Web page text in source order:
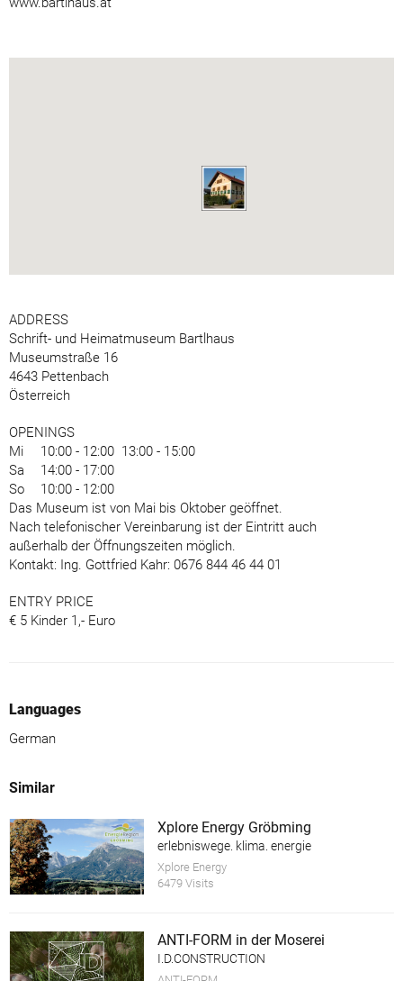
ADDRESS
Schrift- und Heimatmuseum Bartlhaus
Museumstraße 16
4643 Pettenbach
Österreich
OPENINGS
Mi
10:00 - 12:00 13:00 - 15:00
Sa
14:00 - 17:00
So
10:00 - 12:00
Das Museum ist von Mai bis Oktober geöffnet.
Nach telefonischer Vereinbarung ist der Eintritt auch
außerhalb der Öffnungszeiten möglich.
Kontakt: Ing. Gottfried Kahr: 0676 844 46 44 01
ENTRY PRICE
€ 5 Kinder 1,- Euro
Languages
German
Similar
Xplore Energy Gröbming
erlebniswege. klima. energie
Xplore Energy
6479 Visits
ANTI-FORM in der Moserei
I.D.CONSTRUCTION